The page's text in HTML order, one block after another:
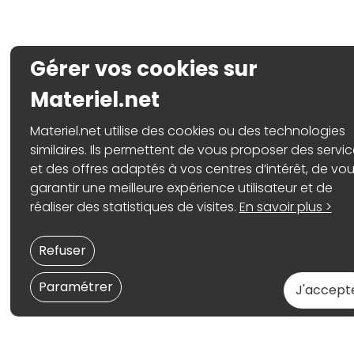
Gérer vos cookies sur
Materiel.net
Materiel.net utilise des cookies ou des technologies
similaires. Ils permettent de vous proposer des
et des offres adaptés à vos centres d’intérêt, de
garantir une meilleure expérience utilisateur et de
réaliser des statistiques de visites. En savoir plus >
Paramétrer
Refuser